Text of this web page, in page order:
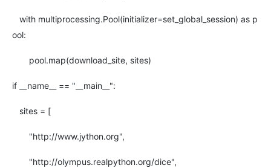
with multiprocessing.Pool(initializer=set_global_session) as p
ool:
pool.map(download_site, sites)
if __name__ == "__main__":
sites = [
"http://www.jython.org",
"http://olympus.realpython.org/dice",